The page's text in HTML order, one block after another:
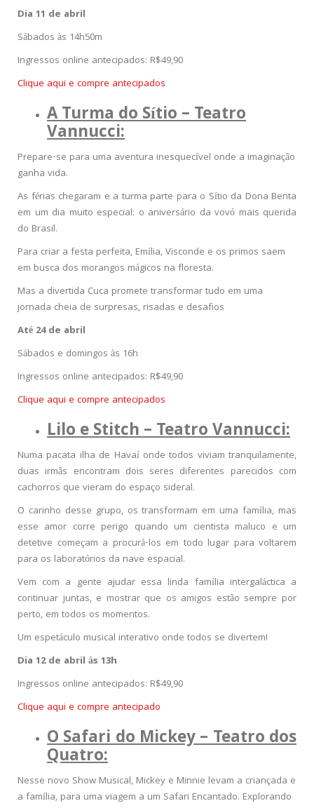
Dia 11 de abril
Sábados às 14h50m
Ingressos online antecipados: R$49,90
Clique aqui e compre antecipados
A Turma do Sítio – Teatro
Vannucci:
Prepare-se para uma aventura inesquecível onde a imaginação
ganha vida.
As férias chegaram e a turma parte para o Sítio da Dona Benta
em um dia muito especial: o aniversário da vovó mais querida
do Brasil.
Para criar a festa perfeita, Emília, Visconde e os primos saem
em busca dos morangos mágicos na floresta.
Mas a divertida Cuca promete transformar tudo em uma
jornada cheia de surpresas, risadas e desafios
Até 24 de abril
Sábados e domingos às 16h
Ingressos online antecipados: R$49,90
Clique aqui e compre antecipados
Lilo e Stitch – Teatro Vannucci:
Numa pacata ilha de Havaí onde todos viviam tranquilamente,
duas irmãs encontram dois seres diferentes parecidos com
cachorros que vieram do espaço sideral.
O carinho desse grupo, os transformam em uma família, mas
esse amor corre perigo quando um cientista maluco e um
detetive começam a procurá-los em todo lugar para voltarem
para os laboratórios da nave espacial.
Vem com a gente ajudar essa linda família intergaláctica a
continuar juntas, e mostrar que os amigos estão sempre por
perto, em todos os momentos.
Um espetáculo musical interativo onde todos se divertem!
Dia 12 de abril às 13h
Ingressos online antecipados: R$49,90
Clique aqui e compre antecipado
O Safari do Mickey – Teatro dos
Quatro:
Nesse novo Show Musical, Mickey e Minnie levam a criançada e
a família, para uma viagem a um Safari Encantado. Explorando